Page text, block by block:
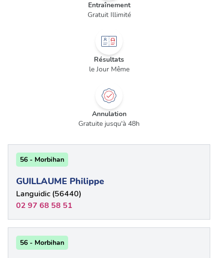
Entraînement
Gratuit Illimité
Résultats
le Jour Même
Annulation
Gratuite jusqu'à 48h
56 - Morbihan
GUILLAUME Philippe
Languidic (56440)
02 97 68 58 51
56 - Morbihan